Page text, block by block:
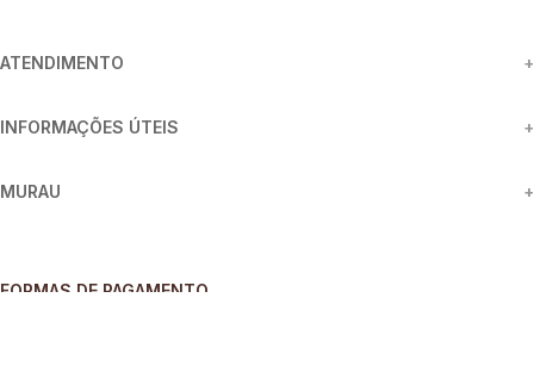
ATENDIMENTO +
INFORMAÇÕES ÚTEIS +
MURAU +
FORMAS DE PAGAMENTO